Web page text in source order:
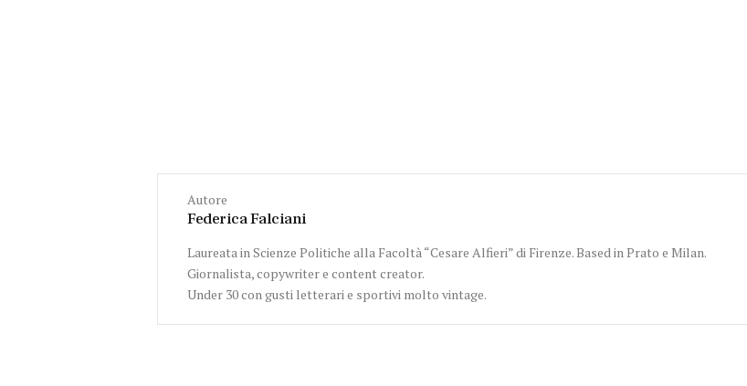
Autore
Federica Falciani
Laureata in Scienze Politiche alla Facoltà “Cesare Alfieri” di Firenze. Based in Prato e Milan.
Giornalista, copywriter e content creator.
Under 30 con gusti letterari e sportivi molto vintage.